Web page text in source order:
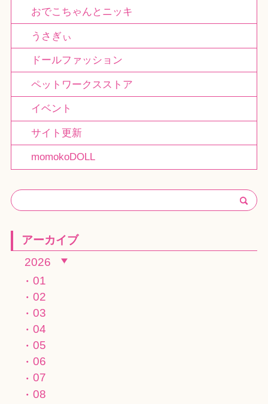
おでこちゃんとニッキ
うさぎぃ
ドールファッション
ペットワークスストア
イベント
サイト更新
momokoDOLL
アーカイブ
2026
01
02
03
04
05
06
07
08